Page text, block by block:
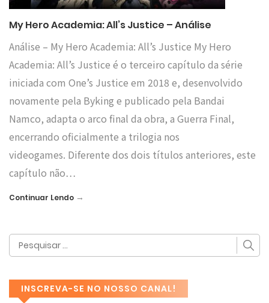
My Hero Academia: All’s Justice – Análise
Análise – My Hero Academia: All’s Justice My Hero
Academia: All’s Justice é o terceiro capítulo da série
iniciada com One’s Justice em 2018 e, desenvolvido
novamente pela Byking e publicado pela Bandai
Namco, adapta o arco final da obra, a Guerra Final,
encerrando oficialmente a trilogia nos
videogames. Diferente dos dois títulos anteriores, este
capítulo não…
Continuar Lendo →
INSCREVA-SE NO NOSSO CANAL!